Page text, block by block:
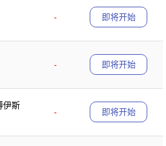
-
即将开始
-
即将开始
伊斯
-
即将开始